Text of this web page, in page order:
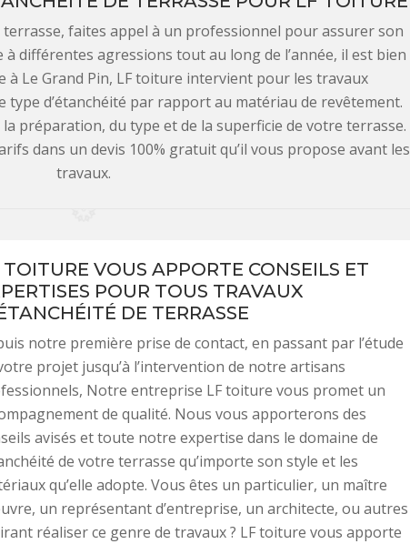
terrasse, faites appel à un professionnel pour assurer son
à différentes agressions tout au long de l’année, il est bien
à Le Grand Pin, LF toiture intervient pour les travaux
type d’étanchéité par rapport au matériau de revêtement.
préparation, du type et de la superficie de votre terrasse.
dans un devis 100% gratuit qu’il vous propose avant les
travaux.
TOITURE VOUS APPORTE CONSEILS ET
POUR TOUS TRAVAUX
DE TERRASSE
notre première prise de contact, en passant par l’étude
projet jusqu’à l’intervention de notre artisans
Notre entreprise LF toiture vous promet un
de qualité. Nous vous apporterons des
avisés et toute notre expertise dans le domaine de
de votre terrasse qu’importe son style et les
qu’elle adopte. Vous êtes un particulier, un maître
un représentant d’entreprise, un architecte, ou autres
réaliser ce genre de travaux ? LF toiture vous apporte